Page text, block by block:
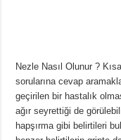
Nezle Nasıl Olunur ?
sorularına cevap
geçirilen bir hastalık
ağır seyrettiği de
hapşırma gibi belirtileri